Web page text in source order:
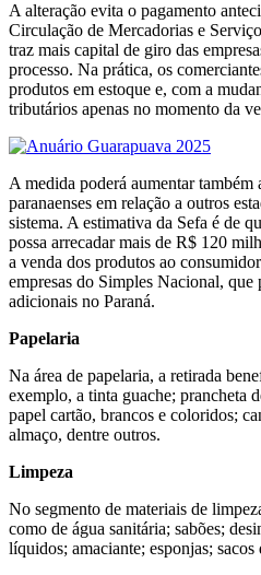
A alteração evita o pagamento
Circulação de Mercadorias e
traz mais capital de giro das
processo. Na prática, os
produtos em estoque e, com a
tributários apenas no momento da
A medida poderá aumentar também
paranaenses em relação a outros
sistema. A estimativa da Sefa é de
possa arrecadar mais de R$ 120
a venda dos produtos ao
empresas do Simples Nacional,
adicionais no Paraná.
Papelaria
Na área de papelaria, a retirada
exemplo, a tinta guache; prancheta
papel cartão, brancos e coloridos;
almaço, dentre outros.
Limpeza
No segmento de materiais de
como de água sanitária; sabões;
líquidos; amaciante; esponjas;